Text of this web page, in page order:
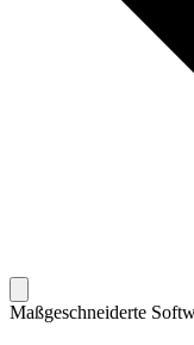
Maßgeschneiderte